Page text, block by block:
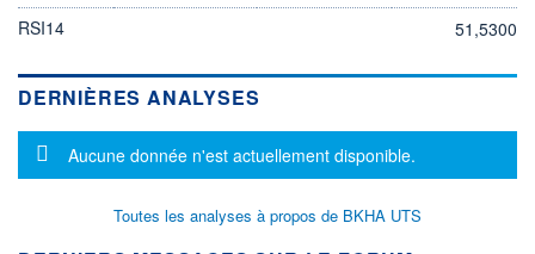
RSI14
51,5300
DERNIÈRES ANALYSES
Message d'information
Aucune donnée n'est actuellement disponible.
Toutes les analyses à propos de BKHA UTS